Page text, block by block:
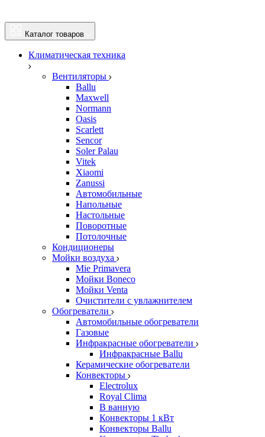
Каталог товаров
Климатическая техника
Вентиляторы
Ballu
Maxwell
Normann
Oasis
Scarlett
Sencor
Soler Palau
Vitek
Xiaomi
Zanussi
Автомобильные
Напольные
Настольные
Поворотные
Потолочные
Кондиционеры
Мойки воздуха
Mie Primavera
Мойки Boneco
Мойки Venta
Очистители с увлажнителем
Обогреватели
Автомобильные обогреватели
Газовые
Инфракрасные обогреватели
Инфракрасные Ballu
Керамические обогреватели
Конвекторы
Electrolux
Royal Clima
В ванную
Конвекторы 1 кВт
Конвекторы Ballu